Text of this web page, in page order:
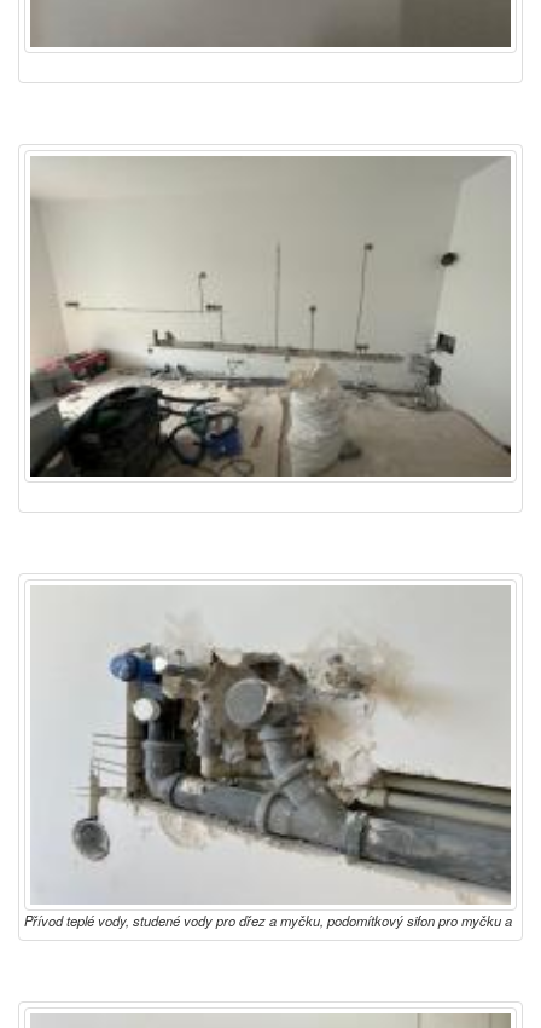
Přívod teplé vody, studené vody pro dřez a myčku, podomítkový sifon pro myčku a
odpad DN50 pro dřez